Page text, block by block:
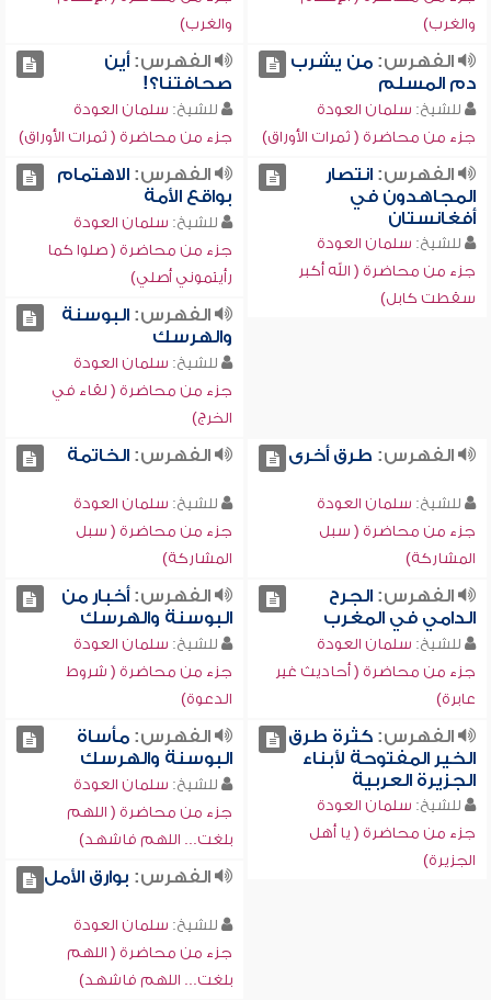
والغرب)
والغرب)
الفهرس:من يشرب
دم المسلم
للشيخ: سلمان العودة
جزء من محاضرة ( ثمرات الأوراق)
الفهرس:أين
صحافتنا؟!
للشيخ: سلمان العودة
جزء من محاضرة ( ثمرات الأوراق)
الفهرس:انتصار
المجاهدون في
أفغانستان
للشيخ: سلمان العودة
جزء من محاضرة ( الله أكبر
سقطت كابل)
الفهرس:الاهتمام
بواقع الأمة
للشيخ: سلمان العودة
جزء من محاضرة ( صلوا كما
رأيتموني أصلي)
الفهرس:البوسنة
والهرسك
للشيخ: سلمان العودة
جزء من محاضرة ( لقاء في
الخرج)
الفهرس: طرق أخرى
للشيخ: سلمان العودة
جزء من محاضرة ( سبل
المشاركة)
الفهرس:الخاتمة
للشيخ: سلمان العودة
جزء من محاضرة ( سبل
المشاركة)
الفهرس:الجرح
الدامي في المغرب
للشيخ: سلمان العودة
جزء من محاضرة ( أحاديث غير
عابرة)
الفهرس:أخبار من
البوسنة والهرسك
للشيخ: سلمان العودة
جزء من محاضرة ( شروط
الدعوة)
الفهرس:كثرة طرق
الخير المفتوحة لأبناء
الجزيرة العربية
للشيخ: سلمان العودة
جزء من محاضرة ( يا أهل
الجزيرة)
الفهرس:مأساة
البوسنة والهرسك
للشيخ: سلمان العودة
جزء من محاضرة ( اللهم
بلغت... اللهم فاشهد)
الفهرس: بوارق الأمل
للشيخ: سلمان العودة
جزء من محاضرة ( اللهم
بلغت... اللهم فاشهد)